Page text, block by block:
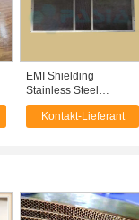
EMI Shielding
Stainless Steel
Honeycomb-Entlüftung
täfelt 0.8mm
Kontakt-Lieferant